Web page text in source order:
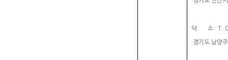
덕 소 T.
경기도 남양